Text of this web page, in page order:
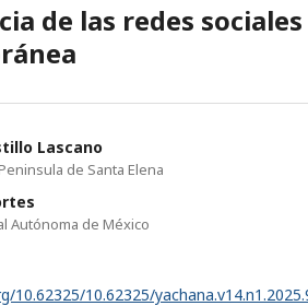
de las redes
Lascano
de Santa Elena
Autónoma de México
10.62325/10.62325/